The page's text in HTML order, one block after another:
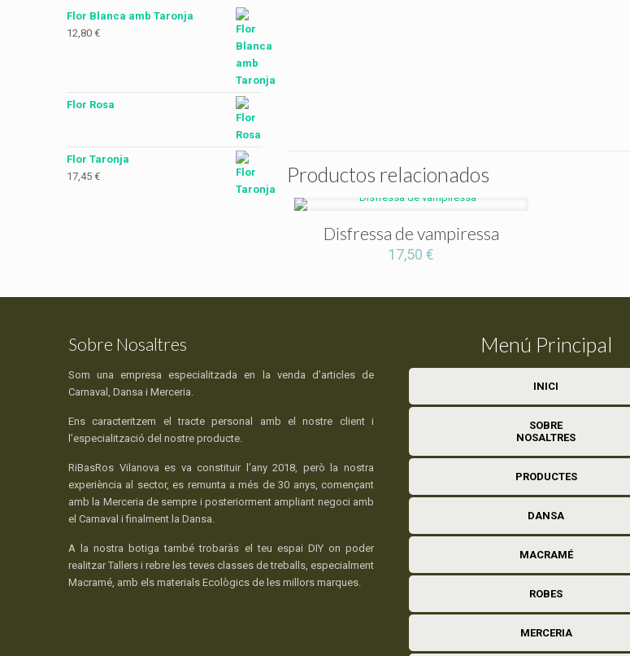
Productos relacionados
Disfressa de vampiressa
17,50€
Flor Blanca amb Taronja
12,80 €
Flor Rosa
Flor Taronja
17,45 €
Sobre Nosaltres
Som una empresa especialitzada en la venda d’articles de
Carnaval, Dansa i Merceria.
Ens caracteritzem el tracte personal amb el nostre client i
l’especialització del nostre producte.
RiBasRos Vilanova es va constituir l’any 2018, però la nostra
experiència al sector, es remunta a més de 30 anys, començant
amb la Merceria de sempre i posteriorment ampliant negoci amb
el Carnaval i finalment la Dansa.
A la nostra botiga també trobaràs el teu espai DIY on poder
realitzar Tallers i rebre les teves classes de treballs, especialment
Macramé, amb els materials Ecològics de les millors marques.
Menú Principal
INICI
SOBRE
NOSALTRES
PRODUCTES
DANSA
MACRAMÉ
ROBES
MERCERIA